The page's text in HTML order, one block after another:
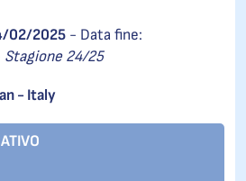
02/2025 - Data fine:
Stagione 24/25
- Italy